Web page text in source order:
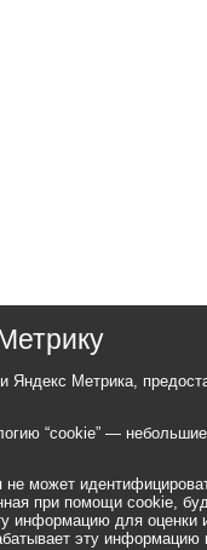
Яндекс Метрика,
“cookie” —
может
при помощи cookie,
информацию для оценки
эту